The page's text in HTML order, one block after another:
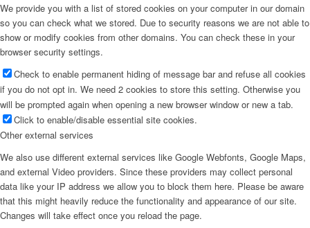
We provide you with a list of stored cookies on your computer in our domain
so you can check what we stored. Due to security reasons we are not able to
show or modify cookies from other domains. You can check these in your
browser security settings.
Check to enable permanent hiding of message bar and refuse all cookies
if you do not opt in. We need 2 cookies to store this setting. Otherwise you
will be prompted again when opening a new browser window or new a tab.
Click to enable/disable essential site cookies.
Other external services
We also use different external services like Google Webfonts, Google Maps,
and external Video providers. Since these providers may collect personal
data like your IP address we allow you to block them here. Please be aware
that this might heavily reduce the functionality and appearance of our site.
Changes will take effect once you reload the page.